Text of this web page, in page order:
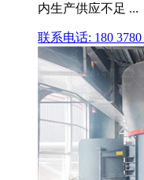
内生产供应不足 ...
联系电话: 180 3780